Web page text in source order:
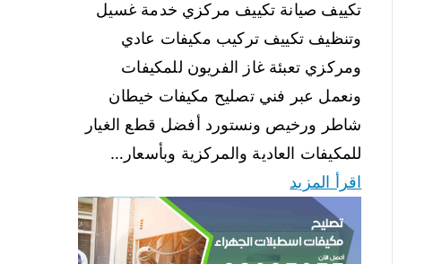
تكييف صيانة تكييف مركزي خدمة غسيل
وتنظيف تكييف تركيب مكيفات عادي
ومركزي تعبئة غاز الفريون للمكيفات
ونعمل عبر فني تصليح مكيفات خيطان
شاطر ورخيص ونستورد أفضل قطع الغيار
للمكيفات العادية والمركزية وبأسعار…
اقرأ المزيد